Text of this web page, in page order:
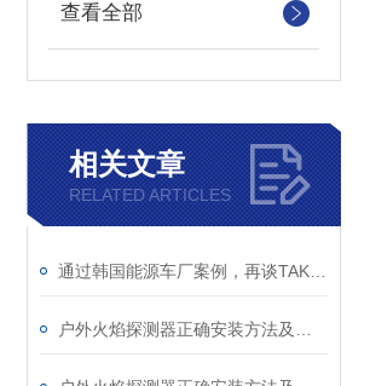
查看全部
相关文章
RELATED ARTICLES